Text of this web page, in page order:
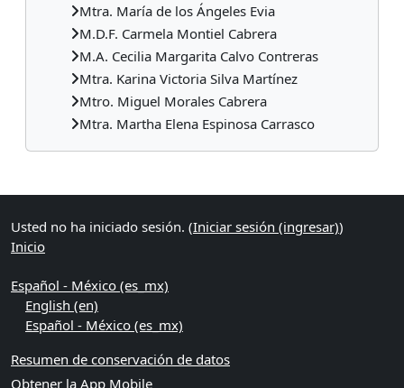
Mtra. María de los Ángeles Evia
M.D.F. Carmela Montiel Cabrera
M.A. Cecilia Margarita Calvo Contreras
Mtra. Karina Victoria Silva Martínez
Mtro. Miguel Morales Cabrera
Mtra. Martha Elena Espinosa Carrasco
Bloques suplementarios
Usted no ha iniciado sesión. (Iniciar sesión (ingresar))
Inicio
Español - México ‎(es_mx)‎
English ‎(en)‎
Español - México ‎(es_mx)‎
Resumen de conservación de datos
Obtener la App Mobile